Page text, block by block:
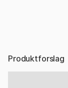
Produktforslag